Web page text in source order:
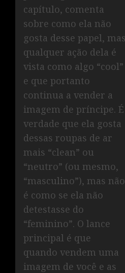
capítulo, comenta
sobre como ela não
gosta desse papel, mas
qualquer ação dela é
vista como algo “cool”
e que portanto
continua a vender a
imagem de príncipe. É
verdade que ela gosta
dessas roupas de ar
mais “clean” ou
“neutro” (ou mesmo,
“masculino”), mas não
é como se ela não
detestasse do
“feminino”. O lance
principal é que
quando vendem uma
imagem de você e as